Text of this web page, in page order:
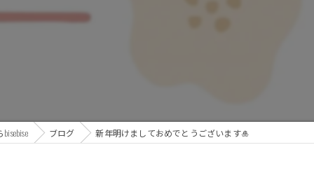
ブログ 新年明けましておめでとうございます🎍